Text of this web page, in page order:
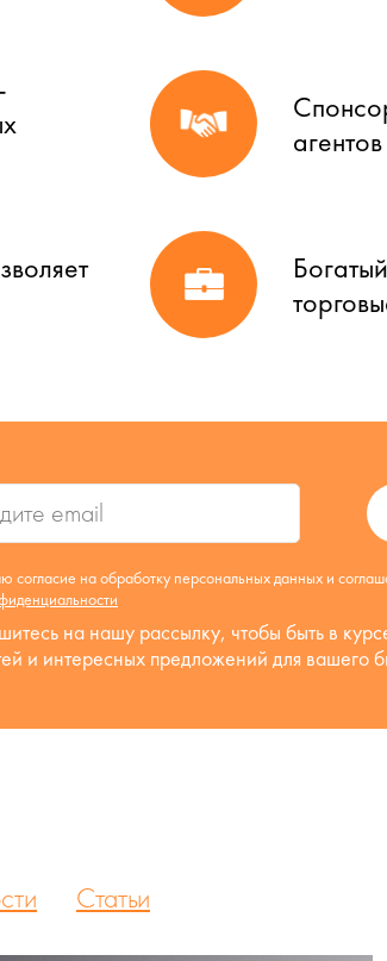
агентов
согласие на обработку персональных данных и
на нашу рассылку, чтобы быть в
и интересных предложений для вашего
Статьи